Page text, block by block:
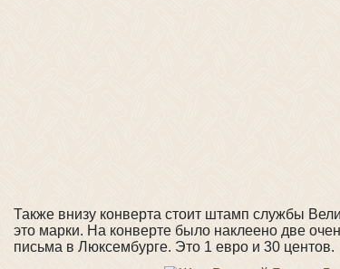
Также внизу конверта стоит штамп службы
это марки. На конверте было наклеено две
письма в Люксембурге. Это 1 евро и 30 центов.